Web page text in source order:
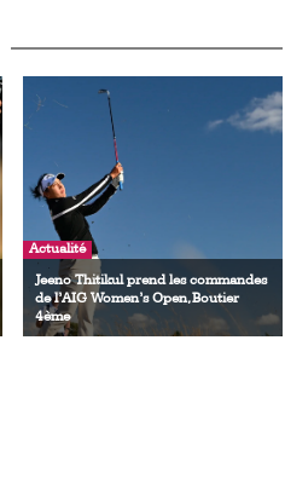
Actualité
Jeeno Thitikul prend les commandes
de l’AIG Women’s Open, Boutier
4ème